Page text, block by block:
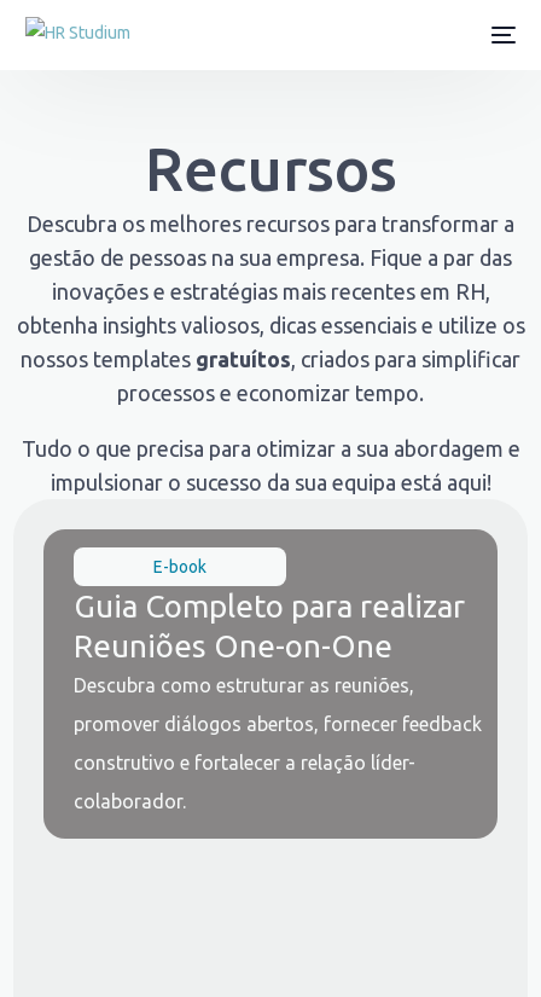
Recursos
Descubra os melhores recursos para transformar a
gestão de pessoas na sua empresa. Fique a par das
inovações e estratégias mais recentes em RH,
obtenha insights valiosos, dicas essenciais e utilize os
nossos templates gratuítos, criados para simplificar
processos e economizar tempo.
Tudo o que precisa para otimizar a sua abordagem e
impulsionar o sucesso da sua equipa está aqui!
E-book
Guia Completo para realizar
Reuniões One-on-One
Descubra como estruturar as reuniões,
promover diálogos abertos, fornecer feedback
construtivo e fortalecer a relação líder-
colaborador.